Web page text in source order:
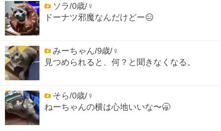
ソラ/0歳/♀
ドーナツ邪魔なんだけどー😑
みーちゃん/9歳/♀
見つめられると、何？と聞きなくなる。
そら/0歳/♀
ねーちゃんの横は心地いいな〜🥱